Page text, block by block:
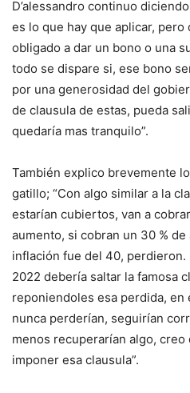
D’alessandro continuo
es lo que hay que aplicar,
obligado a dar un bono o una
todo se dispare si, ese bono
por una generosidad del
de clausula de estas, pueda
quedaría mas tranquilo”.
También explico brevemente
gatillo; “Con algo similar a la
estarían cubiertos, van a
aumento, si cobran un 30 %
inflación fue del 40, perdieron.
2022 debería saltar la famosa
reponiendoles esa perdida, en
nunca perderían, seguirían
menos recuperarían algo, creo
imponer esa clausula”.